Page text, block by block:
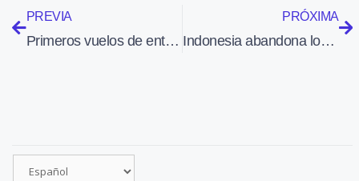
PREVIA
Primeros vuelos de entrenamiento en solitario de pilotos brasileños con el caza Gripen
PRÓXIMA
Indonesia abandona los trabajos para recuperar el fuselaje del A320 de AirAsia